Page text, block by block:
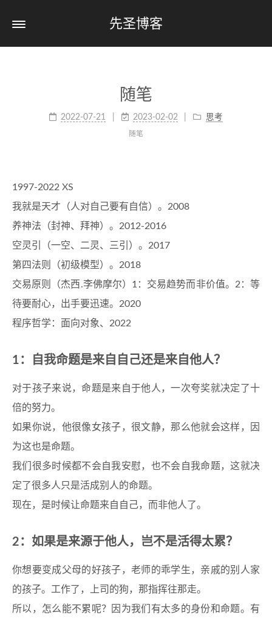
先圣博客
随笔
2022-07-21 2023-02-02 思考
随笔
1997-2022 XS
我就是天才（人对自己要有自信）。2008
养神法（封神、拜神）。2012-2016
空灵引（一空、二灵、三引）。2017
第四法则（初级模型）。2018
交易原则（杰西.李佛摩尔）1：交易趋势而非价值。2：等
待要耐心，出手要迅速。2020
程序哲学：面向对象、2022
1：自我命题是来自自己还是来自他人？
对于孩子来说，命题是来自于他人，一次夸奖就决定了十
倍的努力。
如果你说，他很像女孩子，很文静，那么他就会这样，因
为这也是命题。
我们很多时候都不会自我安慰，也不会自我命题，这就决
定了很多人只是活成别人的命题。
现在，是时候让命题来自自己，而非他人了。
2：如果是来源于他人，岂不是活得太累？
你想要变成父母的好孩子，老师的乖学生，亲戚的别人家
的孩子。工作了，上司的狗，那指挥往那走。
所以，怎么能不累呢？因为我们有太多的身份和命题。有